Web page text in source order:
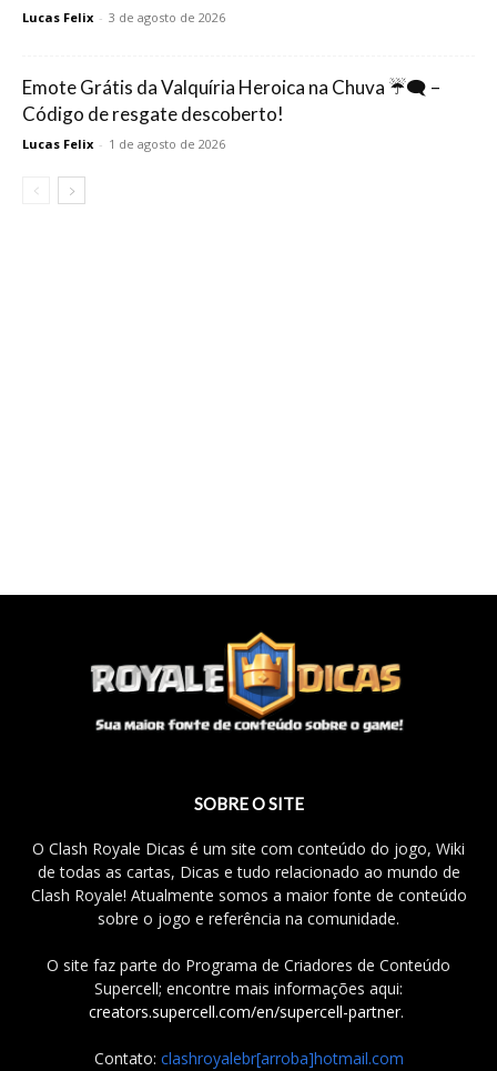
Lucas Felix - 3 de agosto de 2026
Emote Grátis da Valquíria Heroica na Chuva ☔🗨️ –
Código de resgate descoberto!
Lucas Felix - 1 de agosto de 2026
SOBRE O SITE
O Clash Royale Dicas é um site com conteúdo do jogo, Wiki
de todas as cartas, Dicas e tudo relacionado ao mundo de
Clash Royale! Atualmente somos a maior fonte de conteúdo
sobre o jogo e referência na comunidade.
O site faz parte do Programa de Criadores de Conteúdo
Supercell; encontre mais informações aqui:
creators.supercell.com/en/supercell-partner.
Contato: clashroyalebr[arroba]hotmail.com